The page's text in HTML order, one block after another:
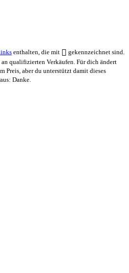
enthalten, die mit
gekennzeichnet sind.
qualifizierten Verkäufen. Für dich ändert
Preis, aber du unterstützt damit dieses
Danke.